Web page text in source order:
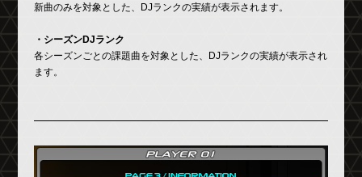
新曲のみを対象とした、DJランクの実績が表示されます。
・シーズンDJランク
各シーズンごとの課題曲を対象とした、DJランクの実績が表示され
ます。